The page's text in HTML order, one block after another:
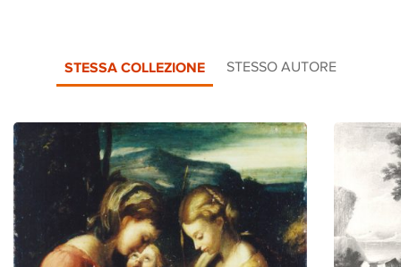
STESSA COLLEZIONE STESSO AUTORE